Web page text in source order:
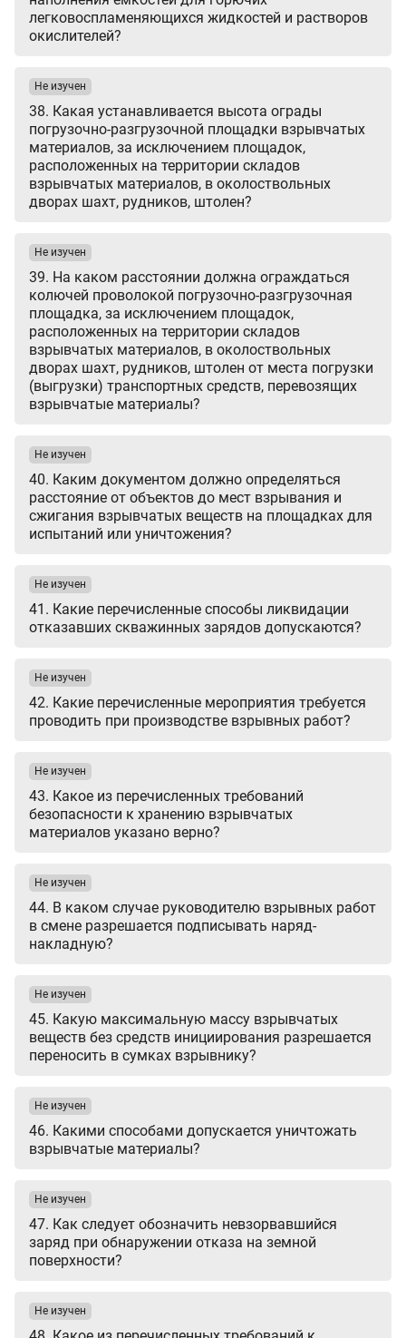
легковоспламеняющихся жидкостей и растворов
окислителей?
38. Какая устанавливается высота ограды
погрузочно-разгрузочной площадки взрывчатых
материалов, за исключением площадок,
расположенных на территории складов
взрывчатых материалов, в околоствольных
дворах шахт, рудников, штолен?
Не изучен
39. На каком расстоянии должна ограждаться
колючей проволокой погрузочно-разгрузочная
площадка, за исключением площадок,
расположенных на территории складов
взрывчатых материалов, в околоствольных
дворах шахт, рудников, штолен от места погрузки
(выгрузки) транспортных средств, перевозящих
взрывчатые материалы?
Не изучен
40. Каким документом должно определяться
расстояние от объектов до мест взрывания и
сжигания взрывчатых веществ на площадках для
испытаний или уничтожения?
Не изучен
41. Какие перечисленные способы ликвидации
отказавших скважинных зарядов допускаются?
Не изучен
42. Какие перечисленные мероприятия требуется
проводить при производстве взрывных работ?
Не изучен
43. Какое из перечисленных требований
безопасности к хранению взрывчатых
материалов указано верно?
Не изучен
44. В каком случае руководителю взрывных работ
в смене разрешается подписывать наряд-
накладную?
Не изучен
45. Какую максимальную массу взрывчатых
веществ без средств инициирования разрешается
переносить в сумках взрывнику?
Не изучен
46. Какими способами допускается уничтожать
взрывчатые материалы?
Не изучен
47. Как следует обозначить невзорвавшийся
заряд при обнаружении отказа на земной
поверхности?
Не изучен
Не изучен